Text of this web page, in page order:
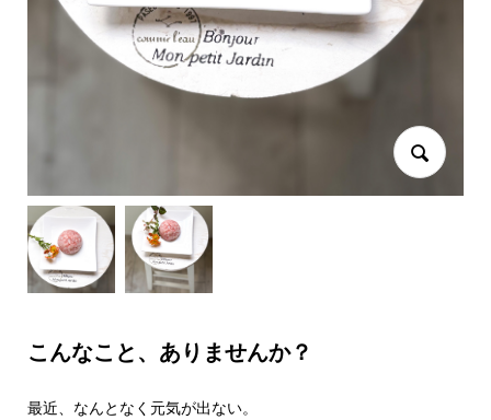
こんなこと、ありませんか？
最近、なんとなく元気が出ない。